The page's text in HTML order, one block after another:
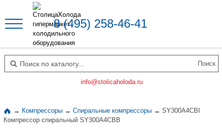
8 (495) 258-46-41
Поиск по каталогу
info@stolicaholoda.ru
→ Компрессоры → Спиральные компрессоры → SY300A4CBI
Компрессор спиральный SY300A4CBB